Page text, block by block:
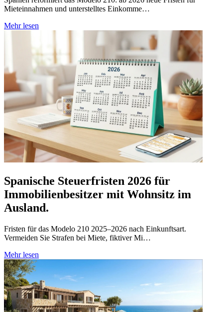
Mieteinnahmen und unterstelltes Einkomme…
Mehr lesen
Spanische Steuerfristen 2026 für
Immobilienbesitzer mit Wohnsitz im
Ausland.
Fristen für das Modelo 210 2025–2026 nach Einkunftsart.
Vermeiden Sie Strafen bei Miete, fiktiver Mi…
Mehr lesen